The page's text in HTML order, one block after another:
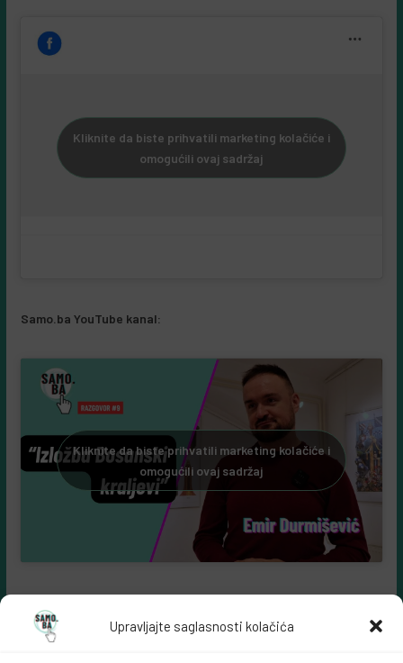
Upravljajte saglasnosti kolačića
Kliknite da biste prihvatili marketing kolačiće i
omogućili ovaj sadržaj
Samo.ba YouTube kanal:
Kliknite da biste prihvatili marketing kolačiće i
omogućili ovaj sadržaj